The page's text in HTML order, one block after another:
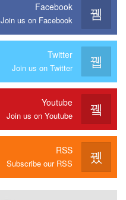
Facebook
Join us on Facebook
Twitter
Join us on Twitter
Youtube
Join us on Youtube
RSS
Subscribe our RSS